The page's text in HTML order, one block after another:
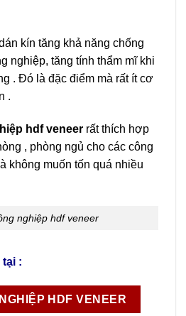
kín tăng khả năng chống
nghiệp, tăng tính thẩm mĩ khi
. Đó là đặc điểm mà rất ít cơ
.
hdf veneer rất thích hợp
, phòng ngủ cho các công
không muốn tốn quá nhiều
nghiệp hdf veneer
:
HDF VENEER